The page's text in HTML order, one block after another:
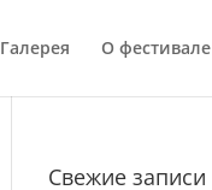
Галерея О фестивале
Свежие записи